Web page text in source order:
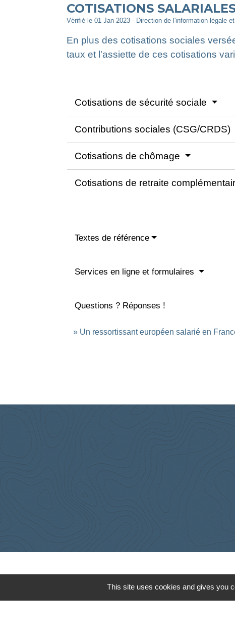
COTISATIONS
Vérifié le 01 Jan 2023 - Direction de l'information légale
En plus des cotisations sociales
taux et l'assiette de ces cotisations
Cotisations de sécurité sociale
Contributions sociales (CSG/CRDS)
Cotisations de chômage
Cotisations de retraite
Textes de référence
Services en ligne et formulaires
Questions ? Réponses !
Un ressortissant européen salarié en
Cyclad
CDC Aunis
This site uses cookies and gives you